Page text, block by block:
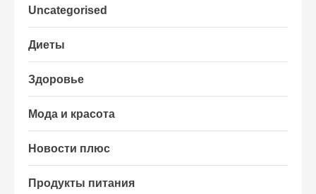
Uncategorised
Диеты
Здоровье
Мода и красота
Новости плюс
Продукты питания